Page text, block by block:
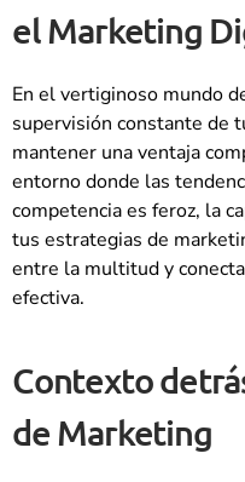
el Marketing
En el vertiginoso mundo
supervisión constante de
mantener una ventaja
entorno donde las
competencia es feroz, la
tus estrategias de
entre la multitud y
efectiva.
Contexto
de Marketing